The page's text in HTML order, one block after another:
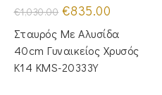
€1,030.00 Original
price
was:
€1,030.00.
€835.00
τιμή
είναι:
€835.00.
Σταυρός Mε Aλυσίδα
40cm Γυναικείος Χρυσός
Κ14 KMS-20333Y